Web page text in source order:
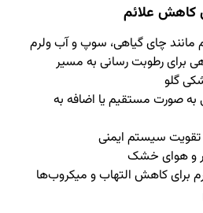
کاهش علائم
مانند چای گیاهی، سوپ و آب ولرم
برای رطوبت رسانی به مسیر
گلو
صورت مستقیم یا اضافه به
تقویت سیستم ایمنی
و هوای خشک
برای کاهش التهاب و میکروب‌ها